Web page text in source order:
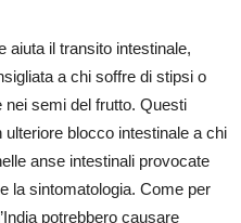
aiuta il transito intestinale,
a chi soffre di stipsi o
semi del frutto. Questi
blocco intestinale a chi
anse intestinali provocate
la sintomatologia. Come per
potrebbero causare